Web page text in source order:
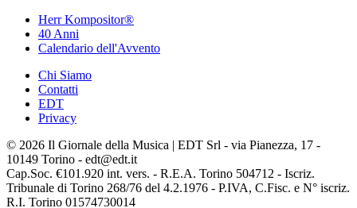
Herr Kompositor®
40 Anni
Calendario dell'Avvento
Chi Siamo
Contatti
EDT
Privacy
© 2026 Il Giornale della Musica | EDT Srl - via Pianezza, 17 -
10149 Torino - edt@edt.it
Cap.Soc. €101.920 int. vers. - R.E.A. Torino 504712 - Iscriz.
Tribunale di Torino 268/76 del 4.2.1976 - P.IVA, C.Fisc. e N° iscriz.
R.I. Torino 01574730014